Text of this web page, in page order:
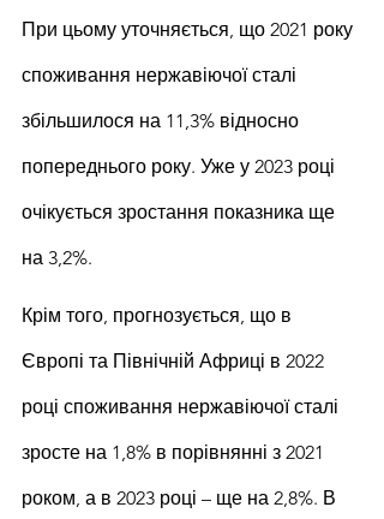
При цьому уточняється, що 2021 року
споживання нержавіючої сталі
збільшилося на 11,3% відносно
попереднього року. Уже у 2023 році
очікується зростання показника ще
на 3,2%.
Крім того, прогнозується, що в
Європі та Північній Африці в 2022
році споживання нержавіючої сталі
зросте на 1,8% в порівнянні з 2021
роком, а в 2023 році – ще на 2,8%. В